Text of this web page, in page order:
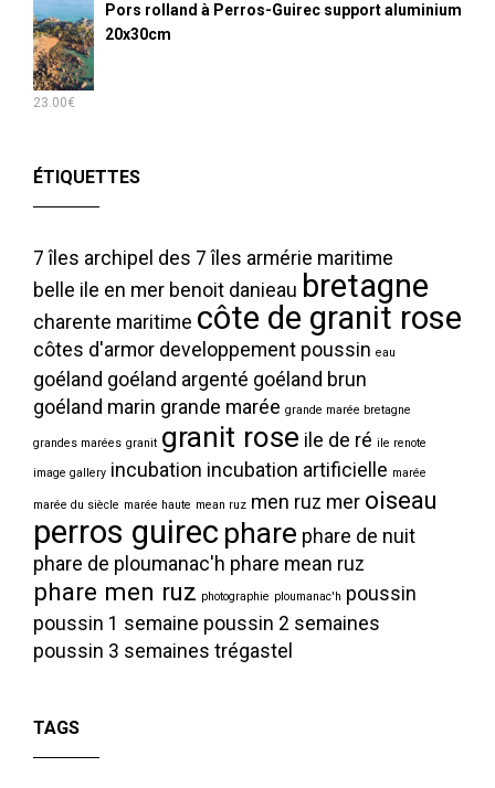
Pors rolland à Perros-Guirec support aluminium
20x30cm
23.00€
ÉTIQUETTES
7 îles archipel des 7 îles armérie maritime
belle ile en mer benoit danieau bretagne
charente maritime côte de granit rose
côtes d'armor developpement poussin eau
goéland goéland argenté goéland brun
goéland marin grande marée grande marée bretagne
grandes marées granit granit rose ile de ré ile renote
image gallery incubation incubation artificielle marée
marée du siècle marée haute mean ruz men ruz mer oiseau
perros guirec phare phare de nuit
phare de ploumanac'h phare mean ruz
phare men ruz photographie ploumanac'h poussin
poussin 1 semaine poussin 2 semaines
poussin 3 semaines trégastel
TAGS